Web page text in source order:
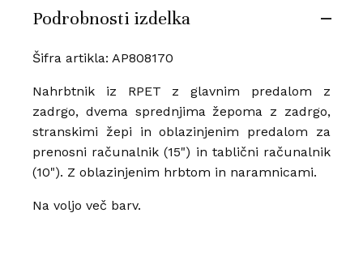
Podrobnosti izdelka
Šifra artikla: AP808170
Nahrbtnik iz RPET z glavnim predalom z
zadrgo, dvema sprednjima žepoma z zadrgo,
stranskimi žepi in oblazinjenim predalom za
prenosni računalnik (15") in tablični računalnik
(10"). Z oblazinjenim hrbtom in naramnicami.
Na voljo več barv.